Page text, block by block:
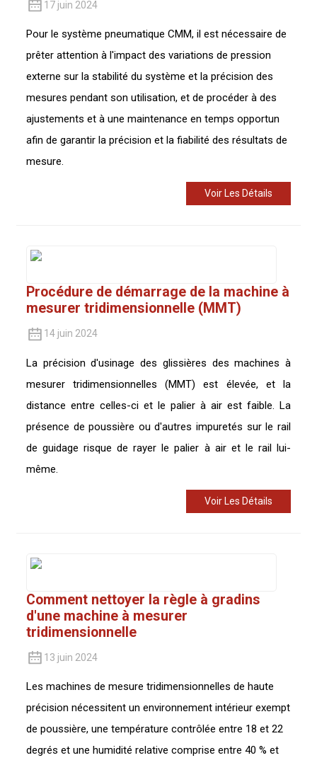
17 juin 2024
Pour le système pneumatique CMM, il est nécessaire de
prêter attention à l'impact des variations de pression
externe sur la stabilité du système et la précision des
mesures pendant son utilisation, et de procéder à des
ajustements et à une maintenance en temps opportun
afin de garantir la précision et la fiabilité des résultats de
mesure.
Voir Les Détails
Procédure de démarrage de la machine à
mesurer tridimensionnelle (MMT)
14 juin 2024
La précision d'usinage des glissières des machines à
mesurer tridimensionnelles (MMT) est élevée, et la
distance entre celles-ci et le palier à air est faible. La
présence de poussière ou d'autres impuretés sur le rail
de guidage risque de rayer le palier à air et le rail lui-
même.
Voir Les Détails
Comment nettoyer la règle à gradins
d'une machine à mesurer
tridimensionnelle
13 juin 2024
Les machines de mesure tridimensionnelles de haute
précision nécessitent un environnement intérieur exempt
de poussière, une température contrôlée entre 18 et 22
degrés et une humidité relative comprise entre 40 % et